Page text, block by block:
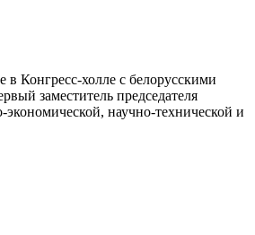
в Конгресс-холле с белорусскими
заместитель председателя
научно-технической и